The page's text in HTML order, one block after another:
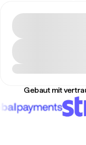
Gebaut mit